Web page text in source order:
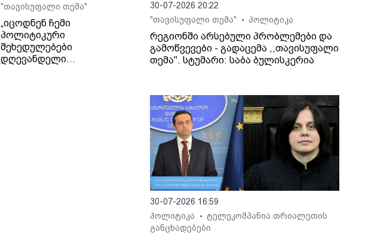
"თავისუფალი თემა"
„იცოდნენ ჩემი
პოლიტიკური
შეხედულებები
დღევანდელი
30-07-2026 20:22
"თავისუფალი თემა"
• პოლიტიკა
რეგიონში არსებული პრობლემები და
გამოწვევები - გადაცემა ,,თავისუფალი
თემა". სტუმარი: საბა ბულისკერია
30-07-2026 16:59
პოლიტიკა
•
ტელეკომპანია თრიალეთის
განცხადებები